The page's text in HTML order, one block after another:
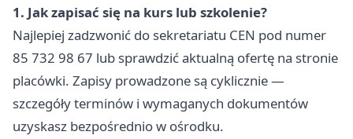
1. Jak zapisać się na kurs lub szkolenie?
Najlepiej zadzwonić do sekretariatu CEN pod numer
85 732 98 67 lub sprawdzić aktualną ofertę na stronie
placówki. Zapisy prowadzone są cyklicznie —
szczegóły terminów i wymaganych dokumentów
uzyskasz bezpośrednio w ośrodku.